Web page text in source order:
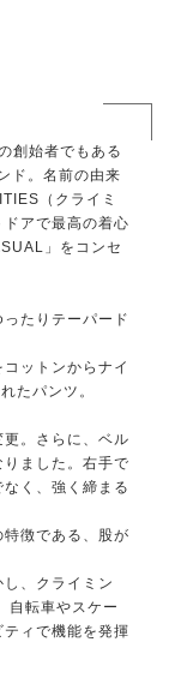
創始者でもある
ド。名前の由来
（クライミ
アで最高の着心
」をコンセ
ったりテーパード
ットンからナイ
たパンツ。
。さらに、ベル
りました。右手で
く、強く締まる
徴である、股が
、クライミン
自転車やスケー
ティで機能を発揮